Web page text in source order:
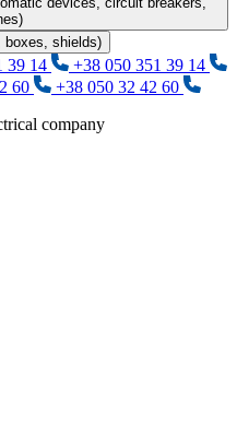
boxes, shields)
39 14
+38 050 351 39 14
60
+38 050 32 42 60
company